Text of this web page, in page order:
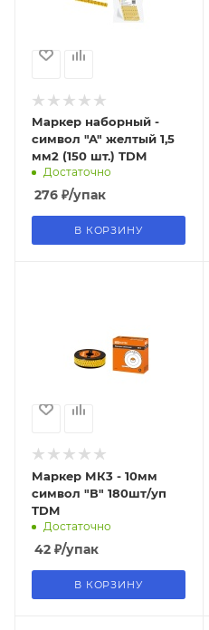
Маркер наборный -
символ "A" желтый 1,5
мм2 (150 шт.) TDM
Достаточно
276 ₽/упак
В КОРЗИНУ
Маркер МК3 - 10мм
символ "В" 180шт/уп
TDM
Достаточно
42 ₽/упак
В КОРЗИНУ